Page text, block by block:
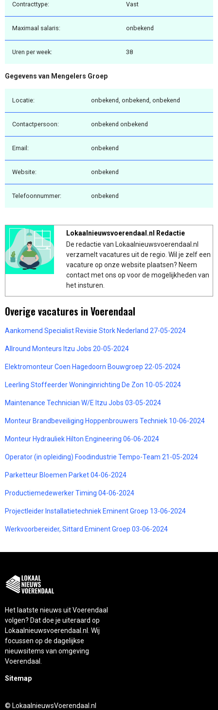
Contracttype: Vast
Maximaal salaris: onbekend
Uren per week: 38
Gegevens van Mengelers Groep
Locatie: onbekend, onbekend, onbekend
Contactpersoon: onbekend onbekend
Email: onbekend
Website: onbekend
Telefoonnummer: onbekend
Lokaalnieuwsvoerendaal.nl Redactie
De redactie van Lokaalnieuwsvoerendaal.nl
verzamelt vacatures uit de regio. Wil je zelf een
vacature op onze website plaatsen? Neem
contact met ons op voor de mogelijkheden van
het insturen.
Overige vacatures in Voerendaal
Aankomend Specialist Revisie Stork Nederland 27-05-2024
Allround Monteurs Itzu Jobs 20-05-2024
Elektromonteur Coen Hagedoorn Bouwgroep 22-05-2024
Leerling Stoffeerder Woninginrichting De Zon 10-05-2024
Maintenance Technician W/E Itzu Jobs 03-05-2024
Monteur Brandbeveiliging Hoppenbrouwers Techniek 10-06-2024
Monteur Hydrauliek Hilton Engineering 06-06-2024
Operator (in opleiding) Foodindustrie Tempo-Team 21-05-2024
Parketteur Bloemen Parket 04-06-2024
Productiemedewerker Timing 04-06-2024
Projectleider Installatietechniek Eminent Groep 13-06-2024
Werkvoorbereider, Sittard Eminent Groep 03-06-2024
Het laatste nieuws uit Voerendaal
volgen? Dat doe je uiteraard op
Lokaalnieuwsvoerendaal.nl. Wij
focussen op de dagelijkse
nieuwsitems van omgeving
Voerendaal.
Sitemap
© LokaalnieuwsVoerendaal.nl